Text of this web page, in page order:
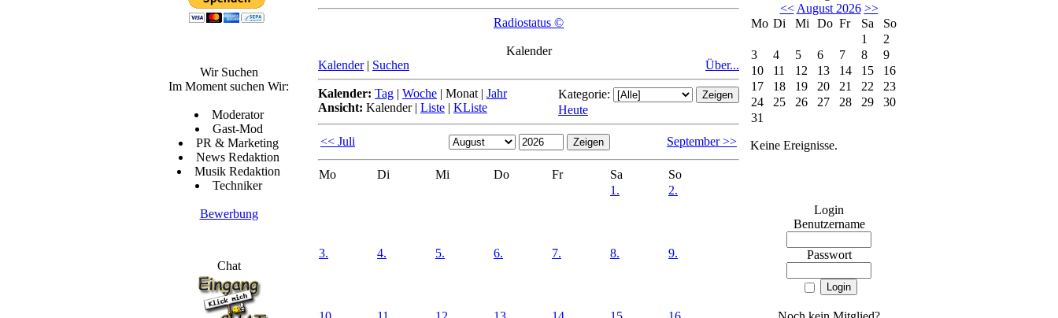
Wir Suchen
Im Moment suchen Wir:
Moderator
Gast-Mod
PR & Marketing
News Redaktion
Musik Redaktion
Techniker
Bewerbung
Chat
Radiostatus ©
Kalender
Kalender | Suchen Über...
Kalender: Tag | Woche | Monat | Jahr
Ansicht: Kalender| Liste | KListe
Kategorie:
Heute
<< Juli September >>
Mo Di Mi Do Fr Sa
So
1.
2.
3. 4. 5. 6. 7. 8. 9.
<< August 2026 >>
Mo Di Mi Do Fr Sa
So
1
2
3
4 5 6 7 8
9
10
11 12 13 14 15
16
17
18 19 20 21 22
23
24
25 26 27 28 29
30
31
Keine Ereignisse.
Login
Benutzername
Passwort